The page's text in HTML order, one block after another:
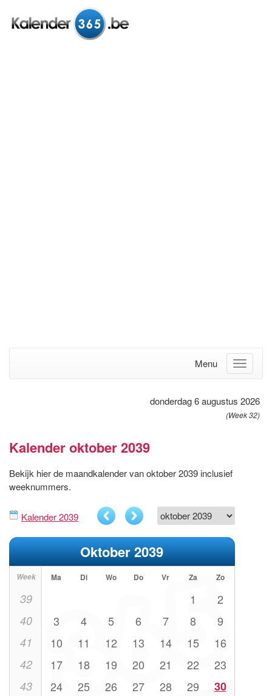
Menu
donderdag 6 augustus 2026
(Week 32)
Kalender oktober 2039
Bekijk hier de maandkalender van oktober 2039 inclusief
weeknummers.
Kalender 2039
Oktober 2039
Week Ma Di Wo Do Vr Za Zo
39 1 2
40 3 4 5 6 7 8 9
41 10 11 12 13 14 15 16
42 17 18 19 20 21 22 23
43 24 25 26 27 28 29 30